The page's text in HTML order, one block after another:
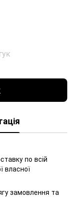
по всій
власної
замовлення та